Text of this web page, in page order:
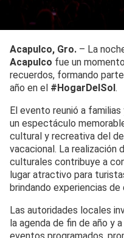
Acapulco, Gro. – La
Acapulco fue un
recuerdos, formando
año en el #HogarDelSol .
El evento reunió a
un espectáculo
cultural y recreativa del
vacacional. La realización
culturales contribuye a
lugar atractivo para
brindando experiencias
Las autoridades locales
la agenda de fin de año y